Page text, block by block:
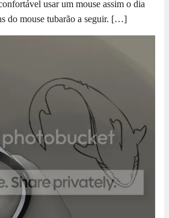
usar um mouse assim o dia
do mouse tubarão a seguir. […]